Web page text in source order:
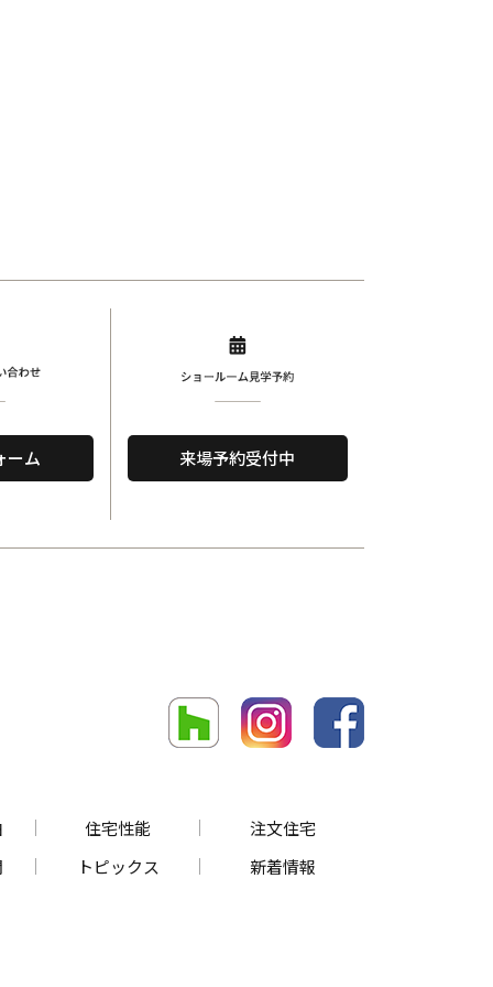
ーム 来場予約受付中
住宅性能
注文住宅
トピックス 新着情報